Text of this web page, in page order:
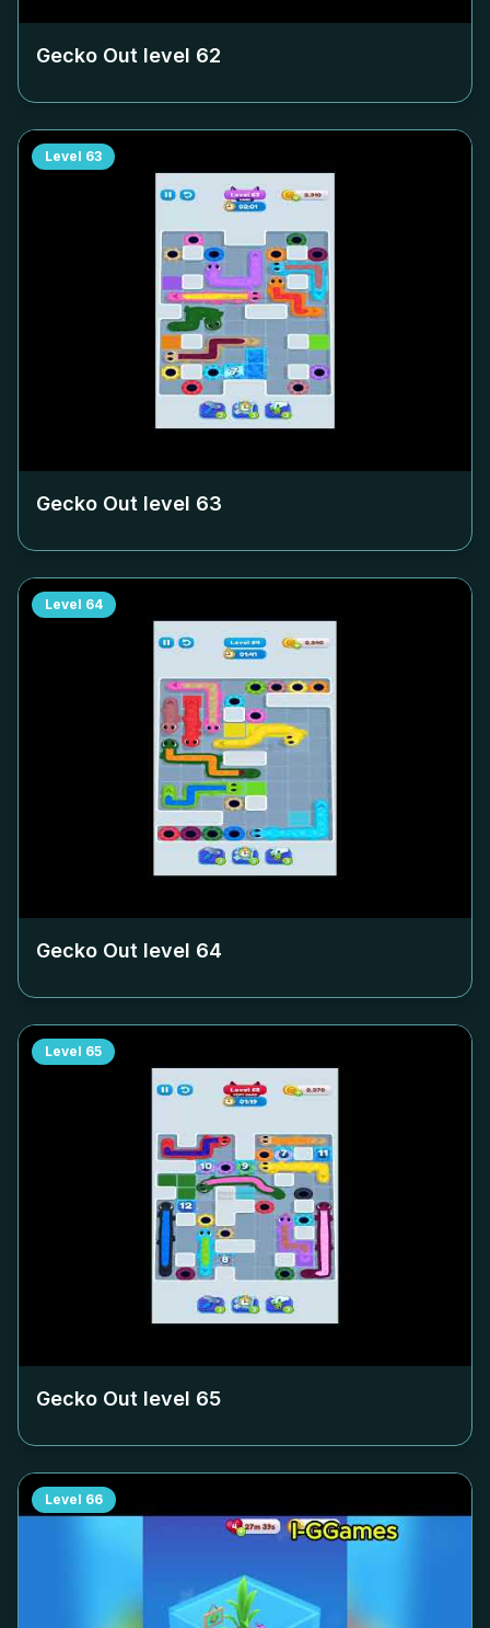
Gecko Out level 62
Level 63
Gecko Out level 63
Level 64
Gecko Out level 64
Level 65
Gecko Out level 65
Level 66